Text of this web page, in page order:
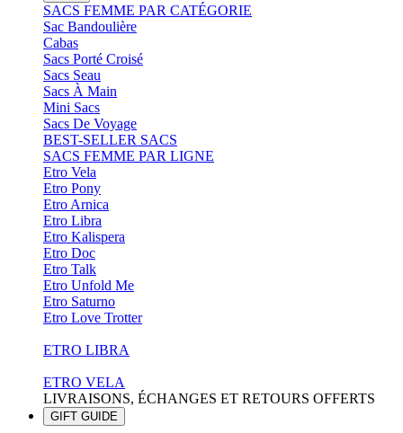
SACS FEMME PAR CATÉGORIE
Sac Bandoulière
Cabas
Sacs Porté Croisé
Sacs Seau
Sacs À Main
Mini Sacs
Sacs De Voyage
BEST-SELLER SACS
SACS FEMME PAR LIGNE
Etro Vela
Etro Pony
Etro Arnica
Etro Libra
Etro Kalispera
Etro Doc
Etro Talk
Etro Unfold Me
Etro Saturno
Etro Love Trotter
ETRO LIBRA
ETRO VELA
LIVRAISONS, ÉCHANGES ET RETOURS OFFERTS
GIFT GUIDE